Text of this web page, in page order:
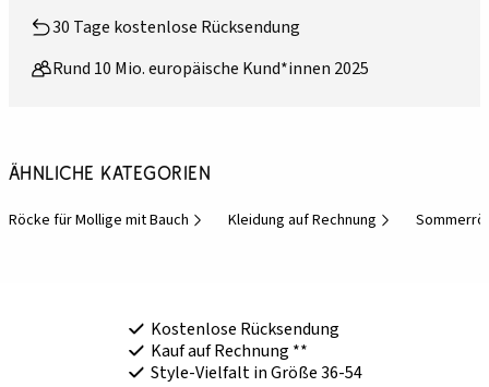
30 Tage kostenlose Rücksendung
Rund 10 Mio. europäische Kund*innen 2025
Ähnliche Kategorien
Röcke für Mollige mit Bauch Kleidung auf Rechnung
Kostenlose Rücksendung
Kauf auf Rechnung **
Style-Vielfalt in Größe 36-54